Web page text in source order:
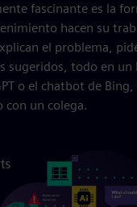
fascinante es la
hacen su
el problema,
sugeridos, todo en un
o el chatbot de Bing,
con un colega.